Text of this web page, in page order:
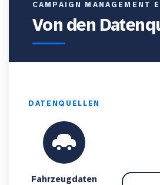
CAMPAIGN MANAGEMENT
Von den
DATENQUELLEN
Fahrzeugdaten